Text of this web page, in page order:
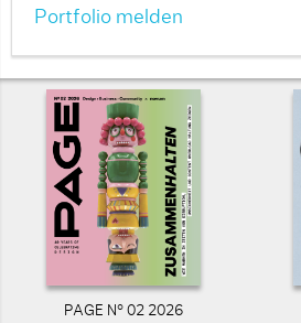
Portfolio melden
PAGE N° 02 2026